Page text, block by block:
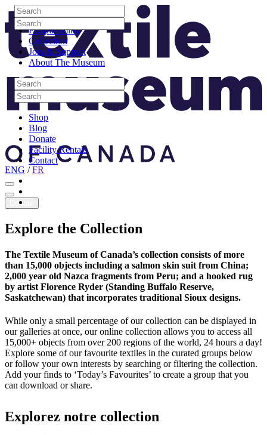
Skip to content
Visit
Programming
Collection
Join & Support
About The Museum
Search
Search
Search
Search
Shop
Blog
Donate
Facility Rentals
Contact
Youtube
Search
Search
Search
Search
Site Logo
ENG /FR
Donate
Explore the Collection
The Textile Museum of Canada’s collection consists of more
than 15,000 objects including a salmon skin suit from China;
2,000 year old Nazca fragments from Peru; and a hooked rug
by artist Florence Ryder (Standing Buffalo Reserve,
Saskatchewan) that incorporates traditional Sioux designs.
While only a small percentage of our collection can be displayed in
our galleries at once, our online collection allows you to access all
15,000+ objects from over 200 regions of the world, 24 hours a day!
Explore some of our favourite textiles in the curated groups below
or follow your own interests by searching or filtering the collection.
Add your finds to ‘Today’s Favourites’ to create a group that you
can download or share.
Explorez notre collection